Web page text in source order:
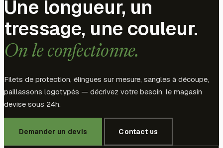
Une longueur, un
tressage, une couleur.
On le confectionne.
Filets de protection, élingues sur mesure, sangles à découpe,
paillassons logotypés — décrivez votre besoin, le magasin
devise sous 24h.
Demander un devis Contact us